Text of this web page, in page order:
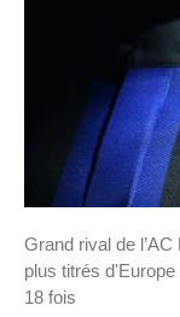
Grand rival de
plus titrés
18 fois